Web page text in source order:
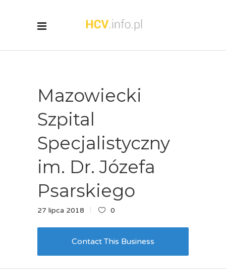
Mazowiecki
Szpital
Specjalistyczny
im. Dr. Józefa
Psarskiego
27 lipca 2018 0
Contact This Business